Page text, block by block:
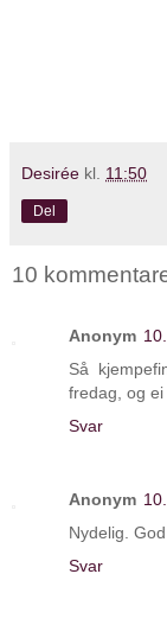
Desirée kl. 11:50
Del
10
Anonym
Så
fredag, og
Svar
Anonym
Nydelig.
Svar